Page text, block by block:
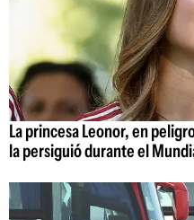
La princesa Leonor, en
la persiguió durante el